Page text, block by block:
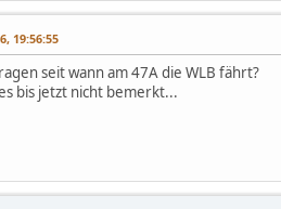
19:56:55
seit wann am 47A die WLB fährt?
bis jetzt nicht bemerkt...